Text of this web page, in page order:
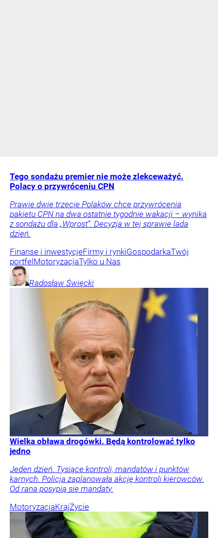
Tego sondażu premier nie może zlekceważyć.
Polacy o przywróceniu CPN
Prawie dwie trzecie Polaków chce przywrócenia
pakietu CPN na dwa ostatnie tygodnie wakacji – wynika
z sondażu dla „Wprost”. Decyzja w tej sprawie lada
dzień.
Finanse i inwestycjeFirmy i rynkiGospodarkaTwój
portfel MotoryzacjaTylko u Nas
Radosław Święcki
Wielka obława drogówki. Będą kontrolować tylko
jedno
Jeden dzień. Tysiące kontroli, mandatów i punktów
karnych. Policja zaplanowała akcję kontroli kierowców.
Od rana posypią się mandaty.
MotoryzacjaKrajŻycie